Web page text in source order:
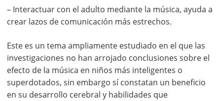
– Interactuar con el adulto mediante la música, ayuda a
crear lazos de comunicación más estrechos.
Este es un tema ampliamente estudiado en el que las
investigaciones no han arrojado conclusiones sobre el
efecto de la música en niños más inteligentes o
superdotados, sin embargo sí constatan un beneficio
en su desarrollo cerebral y habilidades que